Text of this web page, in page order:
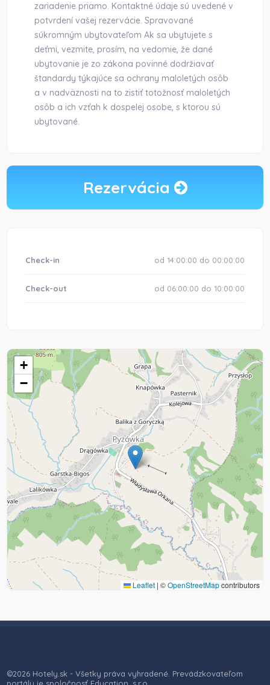
zariadenie priamo. Kontaktné údaje sú uvedené v
potvrdení vašej rezervácie. Spravované
súkromným ubytovateľom Ak sa ubytujete s
deťmi, vezmite, prosím, na vedomie, že dané
ubytovanie je zo zákona povinné dodržiavať
štandardy týkajúce sa ochrany maloletých osôb
a v nadväznosti na to zistiť totožnosť maloletých
osôb a ich vzťah k dospelej osobe, s ktorou sú
ubytované.
Rezervácia
Check-in od 14:00:00 do 00:00:00
Check-out od 06:00:00 do 10:00:00
+
−
Leaflet | ©OpenStreetMapcontributors
©2026 Hotely.sk - Všetky práva vyhradené. Prevádzkovateľom